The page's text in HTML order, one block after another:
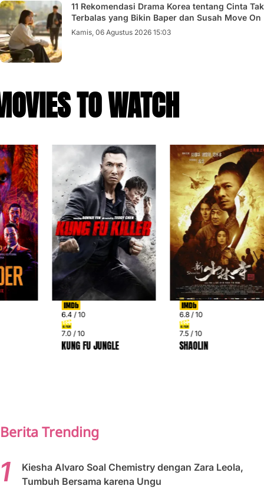
11 Rekomendasi Drama Korea tentang Cinta Tak
Terbalas yang Bikin Baper dan Susah Move On
Kamis, 06 Agustus 2026 15:03
TO WATCH
6.4 / 10
7.0 / 10
KUNG FU JUNGLE
6.8 / 10
7.5 / 10
SHAOLIN
Berita Trending
Kiesha Alvaro Soal Chemistry dengan Zara Leola,
Tumbuh Bersama karena Ungu